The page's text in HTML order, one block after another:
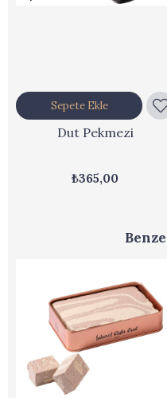
Dut Pekmezi
₺365,00
Sepete Ekle